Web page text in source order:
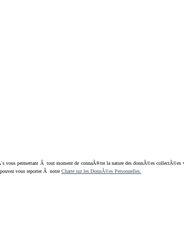
permettant Ã tout moment de connaÃ®tre la nature des donnÃ©es collectÃ©es
vous reporter Ã notre Charte sur les DonnÃ©es Personnelles.